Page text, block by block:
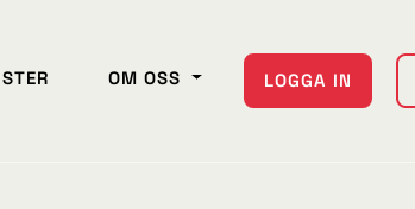
OM OSS LOGGA IN